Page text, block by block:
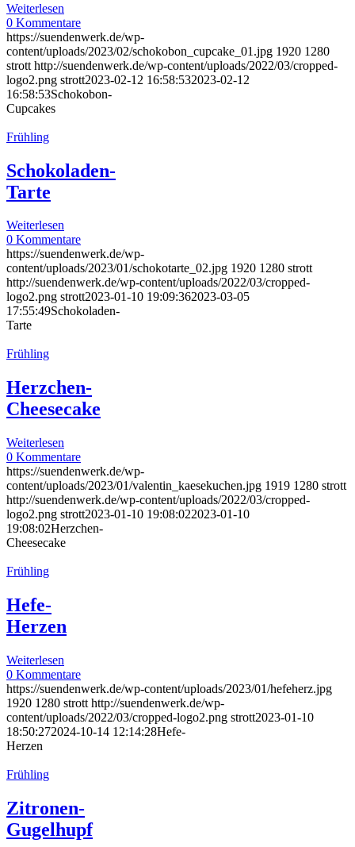
Weiterlesen
0 Kommentare
https://suendenwerk.de/wp-
content/uploads/2023/02/schokobon_cupcake_01.jpg 1920 1280
strott http://suendenwerk.de/wp-content/uploads/2022/03/cropped-
logo2.png strott2023-02-12 16:58:532023-02-12
16:58:53Schokobon-
Cupcakes
Frühling
Schokoladen-
Tarte
Weiterlesen
0 Kommentare
https://suendenwerk.de/wp-
content/uploads/2023/01/schokotarte_02.jpg 1920 1280 strott
http://suendenwerk.de/wp-content/uploads/2022/03/cropped-
logo2.png strott2023-01-10 19:09:362023-03-05
17:55:49Schokoladen-
Tarte
Frühling
Herzchen-
Cheesecake
Weiterlesen
0 Kommentare
https://suendenwerk.de/wp-
content/uploads/2023/01/valentin_kaesekuchen.jpg 1919 1280 strott
http://suendenwerk.de/wp-content/uploads/2022/03/cropped-
logo2.png strott2023-01-10 19:08:022023-01-10
19:08:02Herzchen-
Cheesecake
Frühling
Hefe-
Herzen
Weiterlesen
0 Kommentare
https://suendenwerk.de/wp-content/uploads/2023/01/hefeherz.jpg
1920 1280 strott http://suendenwerk.de/wp-
content/uploads/2022/03/cropped-logo2.png strott2023-01-10
18:50:272024-10-14 12:14:28Hefe-
Herzen
Frühling
Zitronen-
Gugelhupf